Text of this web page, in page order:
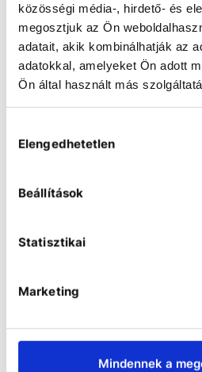
közösségi média-, hirdető- és
megosztjuk az Ön
adatait, akik kombinálhatják az
adatokkal, amelyeket Ön adott
Ön által használt más
kiválasztása
Elengedhetetlen
Beállítások
Statisztikai
Marketing
Mindennek a